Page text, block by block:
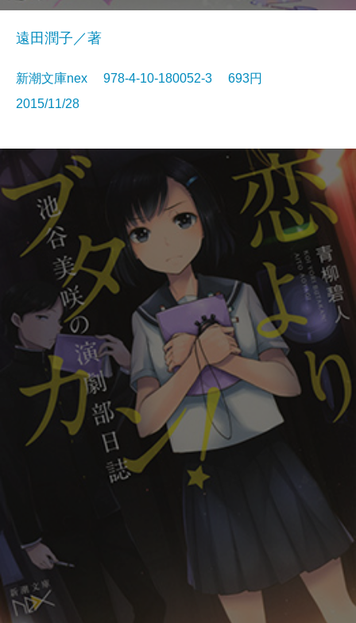
遠田潤子／著
新潮文庫nex 978-4-10-180052-3 693円
2015/11/28